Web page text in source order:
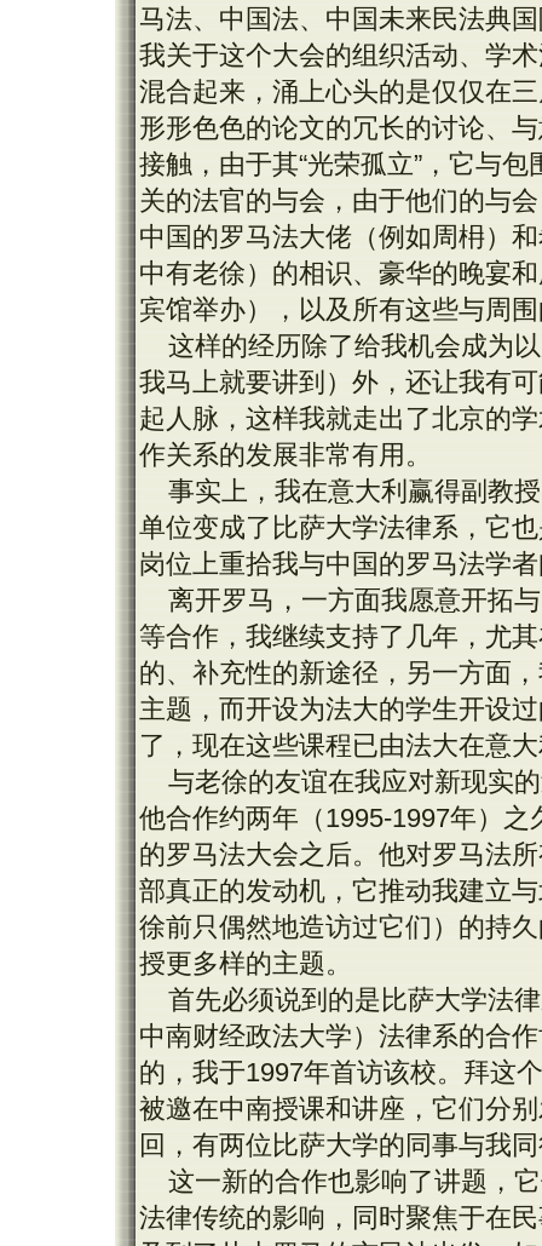
马法、中国法、中国未来民法典
我关于这个大会的组织活动、学
混合起来，涌上心头的是仅仅在
形形色色的论文的冗长的讨论、
接触，由于其“光荣孤立”，它与
关的法官的与会，由于他们的与
中国的罗马法大佬（例如周枏）
中有老徐）的相识、豪华的晚宴
宾馆举办），以及所有这些与周
这样的经历除了给我机会成为
我马上就要讲到）外，还让我有
起人脉，这样我就走出了北京的
作关系的发展非常有用。
事实上，我在意大利赢得副教
单位变成了比萨大学法律系，它
岗位上重拾我与中国的罗马法学
离开罗马，一方面我愿意开拓
等合作，我继续支持了几年，尤
的、补充性的新途径，另一方面
主题，而开设为法大的学生开设
了，现在这些课程已由法大在意
与老徐的友谊在我应对新现实
他合作约两年（1995-1997年）
的罗马法大会之后。他对罗马法
部真正的发动机，它推动我建立
徐前只偶然地造访过它们）的持
授更多样的主题。
首先必须说到的是比萨大学法
中南财经政法大学）法律系的合
的，我于1997年首访该校。拜这
被邀在中南授课和讲座，它们分
回，有两位比萨大学的同事与我
这一新的合作也影响了讲题，
法律传统的影响，同时聚焦于在